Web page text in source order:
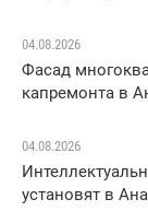
04.08.2026
Фасад
капремонта в
04.08.2026
установят в